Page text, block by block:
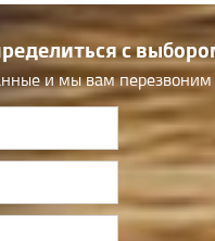
с
и мы вам перезвоним